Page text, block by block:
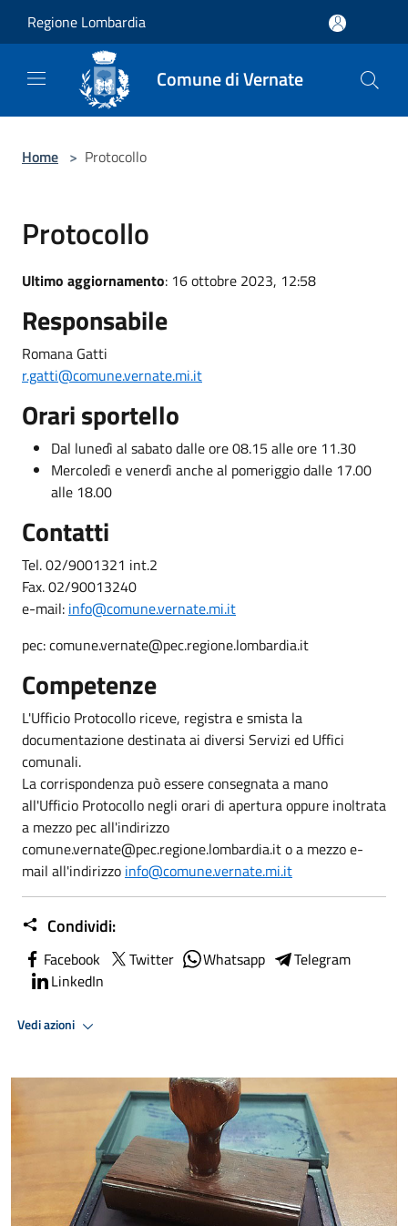
Regione Lombardia
Comune di Vernate
Home > Protocollo
Protocollo
Ultimo aggiornamento: 16 ottobre 2023, 12:58
Responsabile
Romana Gatti
r.gatti@comune.vernate.mi.it
Orari sportello
Dal lunedì al sabato dalle ore 08.15 alle ore 11.30
Mercoledì e venerdì anche al pomeriggio dalle 17.00
alle 18.00
Contatti
Tel. 02/9001321 int.2
Fax. 02/90013240
e-mail: info@comune.vernate.mi.it
pec: comune.vernate@pec.regione.lombardia.it
Competenze
L'Ufficio Protocollo riceve, registra e smista la
documentazione destinata ai diversi Servizi ed Uffici
comunali.
La corrispondenza può essere consegnata a mano
all'Ufficio Protocollo negli orari di apertura oppure inoltrata
a mezzo pec all'indirizzo
comune.vernate@pec.regione.lombardia.it o a mezzo e-
mail all'indirizzo info@comune.vernate.mi.it
Condividi:
Facebook Twitter Whatsapp
Telegram
LinkedIn
Vedi azioni